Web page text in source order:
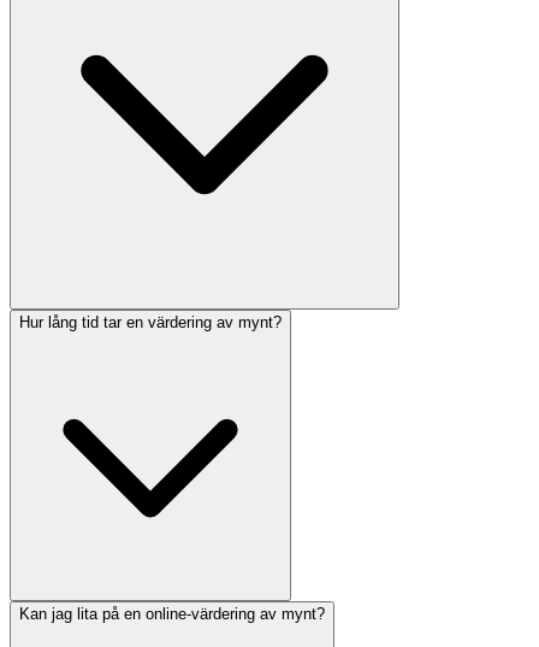
Hur lång tid tar en värdering av mynt?
Kan jag lita på en online-värdering av mynt?